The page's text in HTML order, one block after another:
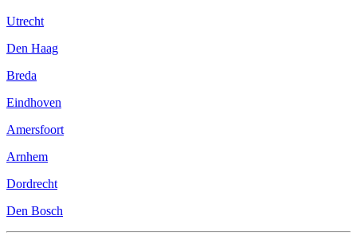
Utrecht
Den Haag
Breda
Eindhoven
Amersfoort
Arnhem
Dordrecht
Den Bosch